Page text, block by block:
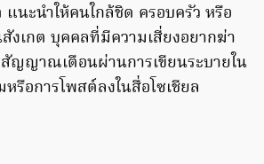
นะนำให้คนใกล้ชิด ครอบครัว หรือ
งเกต บุคคลที่มีความเสี่ยงอยากฆ่า
ญญาณเตือนผ่านการเขียนระบายใน
รือการโพสต์ลงในสื่อโซเชียล